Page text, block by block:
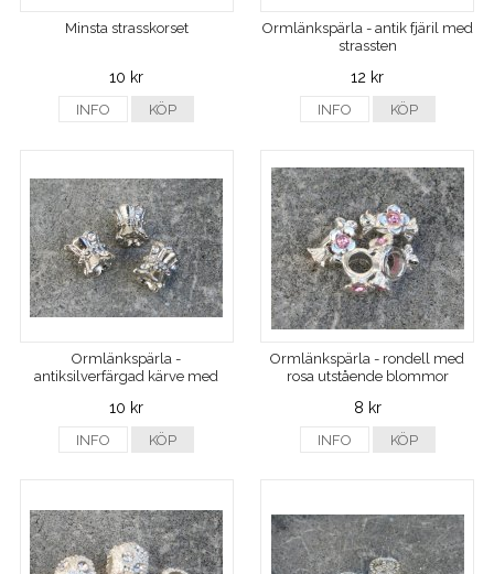
Minsta strasskorset
10 kr
INFO KÖP
Ormlänkspärla - antik fjäril med
strassten
12 kr
INFO KÖP
Ormlänkspärla -
antiksilverfärgad kärve med
10 kr
INFO KÖP
Ormlänkspärla - rondell med
rosa utstående blommor
8 kr
INFO KÖP